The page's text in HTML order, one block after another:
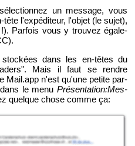
un mes­sage, vous
l'ex­pé­di­teur, l'ob­jet (le sujet),
Par­fois vous y trou­vez éga­le­
dans les en-têtes du
Mais il faut se rendre
Mail.​app n'est qu'une pe­tite par­
le menu Pré­sen­ta­tion:Mes­
quelque chose comme ça: